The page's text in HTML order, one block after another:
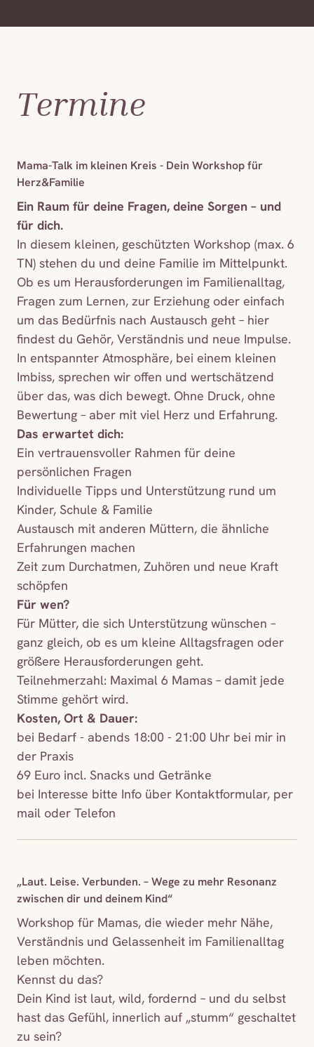
Termine
Mama-Talk im kleinen Kreis - Dein Workshop für
Herz&Familie
Ein Raum für deine Fragen, deine Sorgen – und
für dich.
In diesem kleinen, geschützten Workshop (max. 6
TN) stehen du und deine Familie im Mittelpunkt.
Ob es um Herausforderungen im Familienalltag,
Fragen zum Lernen, zur Erziehung oder einfach
um das Bedürfnis nach Austausch geht – hier
findest du Gehör, Verständnis und neue Impulse.
In entspannter Atmosphäre, bei einem kleinen
Imbiss, sprechen wir offen und wertschätzend
über das, was dich bewegt. Ohne Druck, ohne
Bewertung – aber mit viel Herz und Erfahrung.
Das erwartet dich:
Ein vertrauensvoller Rahmen für deine
persönlichen Fragen
Individuelle Tipps und Unterstützung rund um
Kinder, Schule & Familie
Austausch mit anderen Müttern, die ähnliche
Erfahrungen machen
Zeit zum Durchatmen, Zuhören und neue Kraft
schöpfen
Für wen?
Für Mütter, die sich Unterstützung wünschen –
ganz gleich, ob es um kleine Alltagsfragen oder
größere Herausforderungen geht.
Teilnehmerzahl: Maximal 6 Mamas – damit jede
Stimme gehört wird.
Kosten, Ort & Dauer:
bei Bedarf - abends 18:00 - 21:00 Uhr bei mir in
der Praxis
69 Euro incl. Snacks und Getränke
bei Interesse bitte Info über Kontaktformular, per
mail oder Telefon
„Laut. Leise. Verbunden. – Wege zu mehr Resonanz
zwischen dir und deinem Kind“
Workshop für Mamas, die wieder mehr Nähe,
Verständnis und Gelassenheit im Familienalltag
leben möchten.
Kennst du das?
Dein Kind ist laut, wild, fordernd – und du selbst
hast das Gefühl, innerlich auf „stumm“ geschaltet
zu sein?